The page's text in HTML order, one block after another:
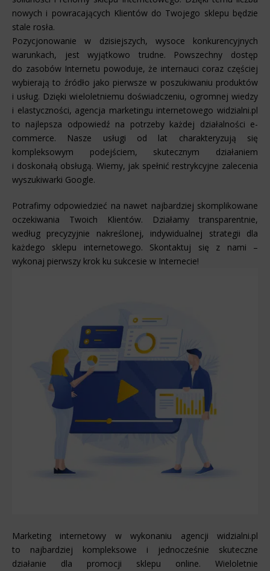
nowych i powracających Klientów do Twojego sklepu będzie
stale rosła.
Pozycjonowanie w dzisiejszych, wysoce konkurencyjnych
warunkach, jest wyjątkowo trudne. Powszechny dostęp
do zasobów Internetu powoduje, że internauci coraz częściej
wybierają to źródło jako pierwsze w poszukiwaniu produktów
i usług. Dzięki wieloletniemu doświadczeniu, ogromnej wiedzy
i elastyczności, agencja marketingu internetowego widzialni.pl
to najlepsza odpowiedź na potrzeby każdej działalności e-
commerce. Nasze usługi od lat charakteryzują się
kompleksowym podejściem, skutecznym działaniem
i doskonałą obsługą. Wiemy, jak spełnić restrykcyjne zalecenia
wyszukiwarki Google.
Potrafimy odpowiedzieć na nawet najbardziej skomplikowane
oczekiwania Twoich Klientów. Działamy transparentnie,
według precyzyjnie nakreślonej, indywidualnej strategii dla
każdego sklepu internetowego. Skontaktuj się z nami –
wykonaj pierwszy krok ku sukcesie w Internecie!
Marketing internetowy w wykonaniu agencji widzialni.pl
to najbardziej kompleksowe i jednocześnie skuteczne
działanie dla promocji sklepu online. Wieloletnie